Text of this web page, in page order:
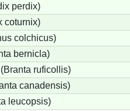
perdix)
coturnix)
colchicus)
bernicla)
ruficollis)
canadensis)
leucopsis)